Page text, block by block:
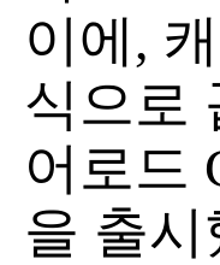
이에,
식으로
어로드
을 출시